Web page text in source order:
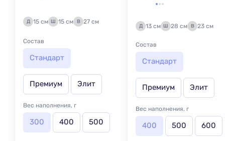
Д 15 см Ш 15 см В 27 см
Состав
Стандарт
Премиум Элит
Вес наполнения, г
300 400 500
Д 13 см Ш 28 см В 23 см
Состав
Стандарт
Премиум Элит
Вес наполнения, г
400 500 600